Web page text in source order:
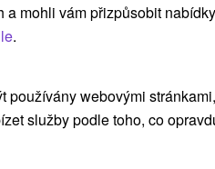
pod Kriváňom
ponúka krásny výhľad na
mohli vám přizpůsobit
.
používány webovými
služby podle toho, co